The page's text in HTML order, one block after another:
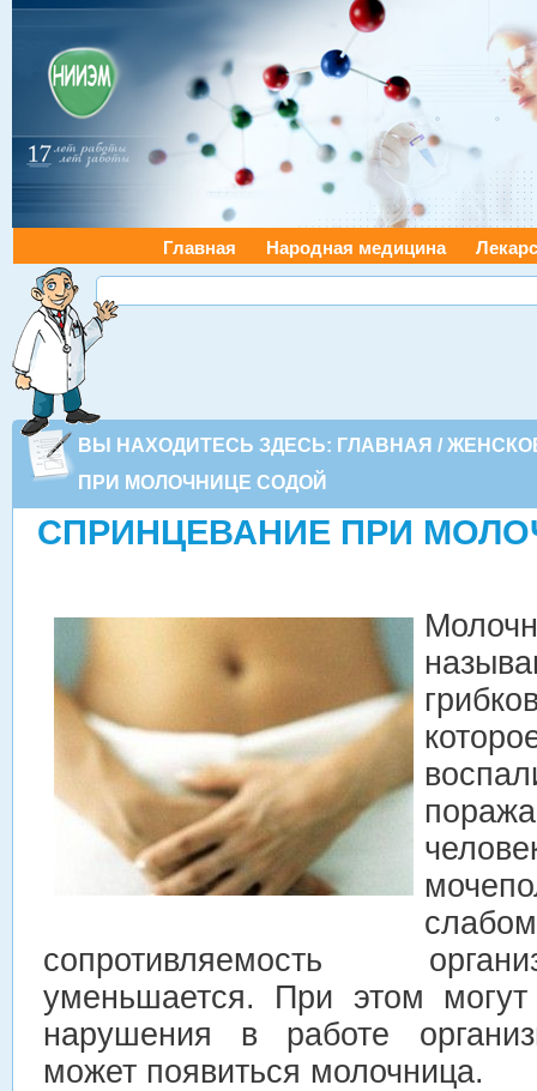
Главная Народная медицина
ВЫ НАХОДИТЕСЬ ЗДЕСЬ: ГЛАВНАЯ /
ПРИ МОЛОЧНИЦЕ СОДОЙ
СПРИНЦЕВАНИЕ ПРИ
сопротивляемость
уменьшается. При этом могут
нарушения в работе
может появиться молочница.